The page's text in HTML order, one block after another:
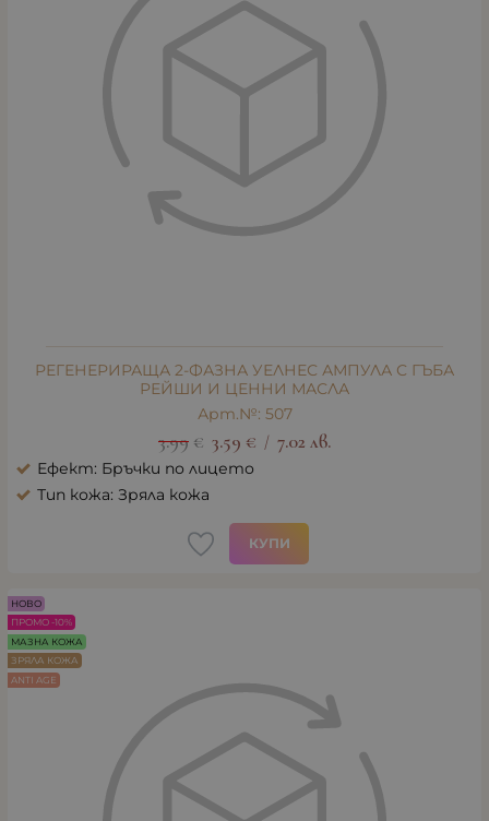
РЕГЕНЕРИРАЩА 2-ФАЗНА УЕЛНЕС АМПУЛА С ГЪБА
РЕЙШИ И ЦЕННИ МАСЛА
Арт.№: 507
3.99 € 3.59 € / 7.02 лв.
Ефект: Бръчки по лицето
Тип кожа: Зряла кожа
КУПИ
НОВО
ПРОМО -10%
МАЗНА КОЖА
ЗРЯЛА КОЖА
ANTI AGE